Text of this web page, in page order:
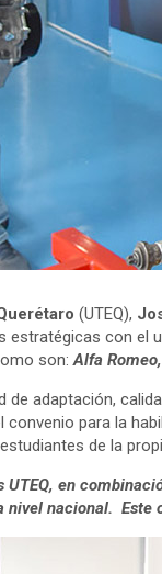
(UTEQ),
estratégicas con
son:Alfa
de adaptación,
convenio para la
de la
en
nacional. Este